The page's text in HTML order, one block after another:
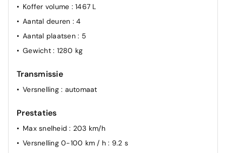
Koffer volume : 1467 L
Aantal deuren : 4
Aantal plaatsen : 5
Gewicht : 1280 kg
Transmissie
Versnelling : automaat
Prestaties
Max snelheid: 203 km/h
Versnelling 0-100 km / h: 9.2 s